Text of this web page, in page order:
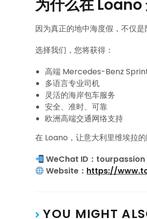
为什么在
因为真正的地中海度假，不仅是
选择我们，您将获得：
高端 Mercedes-Benz
多语言专业司机
灵活的海岸包车服务
安全、准时、可靠
欧洲高端交通网络支持
在 Loano，让意大利里维埃拉的
WeChat ID：tourpassion
Website： https://
YOU MIGHT